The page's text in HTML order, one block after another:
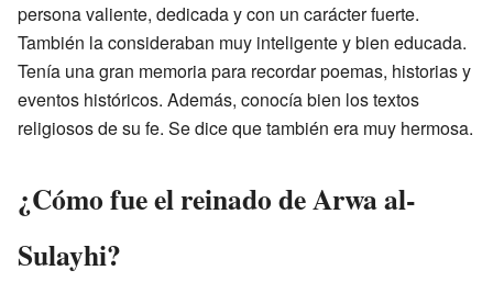
persona valiente, dedicada y con un carácter fuerte.
También la consideraban muy inteligente y bien educada.
Tenía una gran memoria para recordar poemas, historias y
eventos históricos. Además, conocía bien los textos
religiosos de su fe. Se dice que también era muy hermosa.
¿Cómo fue el reinado de Arwa al-
Sulayhi?